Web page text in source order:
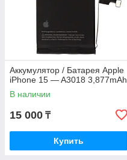
Аккумулятор / Батарея Apple
iPhone 15 — A3018 3,877mAh
В наличии
15 000 ₸
Купить